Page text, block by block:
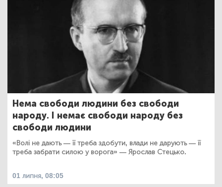
Нема свободи людини без свободи
народу. І немає свободи народу без
свободи людини
«Волі не дають — її треба здобути, влади не дарують — її
треба забрати силою у ворога» — Ярослав Стецько.
01 липня, 08:05